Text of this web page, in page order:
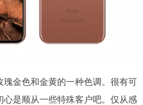
瑰金色和金黄的一种色调。很有可
心是顺从一些特殊客户吧。仅从感